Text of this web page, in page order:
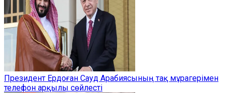
Президент Ердоған Сауд Арабиясының тақ мұрагерімен
телефон арқылы сөйлесті